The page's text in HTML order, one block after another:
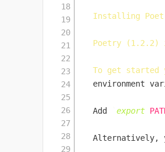
Installing
Poetry (1.2.2)
To get started
environment
Add export
Alternatively,